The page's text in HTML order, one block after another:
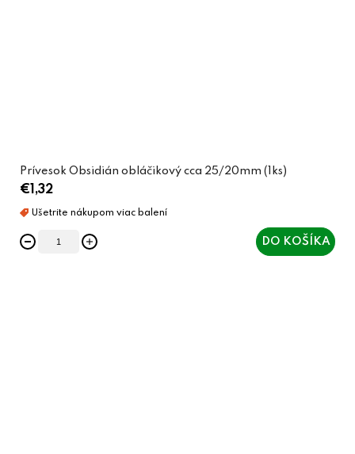
Prívesok Obsidián obláčikový cca 25/20mm (1ks)
€1,32
DO KOŠÍKA